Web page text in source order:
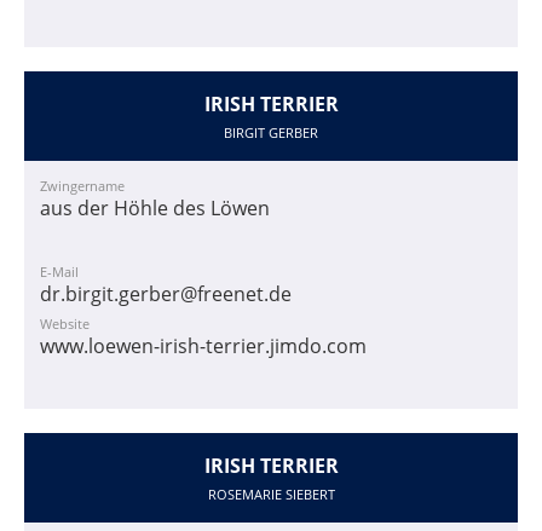
IRISH TERRIER
BIRGIT GERBER
Zwingername
aus der Höhle des Löwen
E-Mail
dr.birgit.gerber@freenet.de
Website
www.loewen-irish-terrier.jimdo.com
IRISH TERRIER
ROSEMARIE SIEBERT